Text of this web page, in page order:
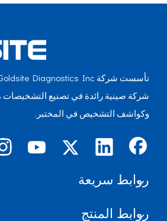
شركة صينية رائدة في تصنيع
وكواشف التشخيص في المختبر.
روابط سريعة
روابط المنتج